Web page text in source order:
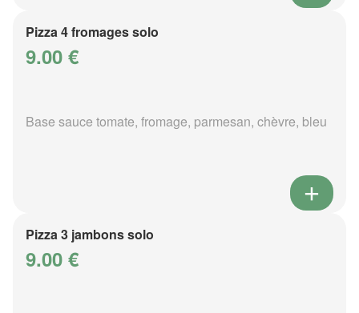
Pizza 4 fromages solo
9.00 €
Base sauce tomate, fromage, parmesan, chèvre, bleu
Pizza 3 jambons solo
9.00 €